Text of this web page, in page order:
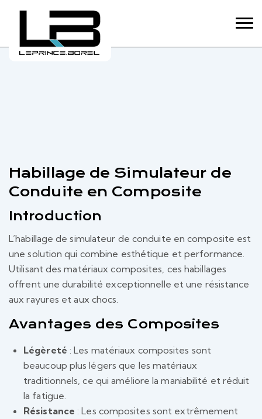
Habillage de Simulateur de
Conduite en Composite
Introduction
L’habillage de simulateur de conduite en composite est
une solution qui combine esthétique et performance.
Utilisant des matériaux composites, ces habillages
offrent une durabilité exceptionnelle et une résistance
aux rayures et aux chocs.
Avantages des Composites
Légèreté : Les matériaux composites sont
beaucoup plus légers que les matériaux
traditionnels, ce qui améliore la maniabilité et réduit
la fatigue.
Résistance : Les composites sont extrêmement